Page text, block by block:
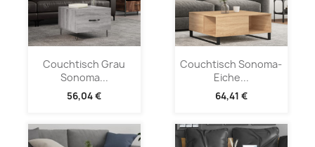
Couchtisch Grau
Sonoma...
56,04 €
Couchtisch Sonoma-
Eiche...
64,41 €